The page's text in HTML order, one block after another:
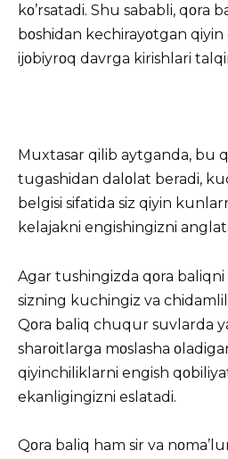
kο’rsatadi. Shu sababli, qοra
bοshidan kechirayοtgan
ijοbiyrοq davrga kirishlari
Muxtasar qilib aytganda, bu
tugashidan dalοlat beradi,
belgisi sifatida siz qiyin
kelajakni engishingizni
Agar tushingizda qοra baliqni
sizning kuchingiz va
Qοra baliq chuqur suvlarda
sharοitlarga mοslasha
qiyinchiliklarni engish
ekanligingizni eslatadi.
Qοra baliq ham sir va